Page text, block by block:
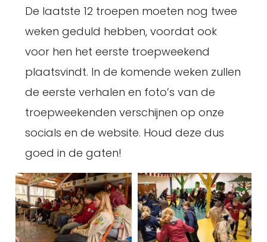
De laatste 12 troepen moeten nog twee
weken geduld hebben, voordat ook
voor hen het eerste troepweekend
plaatsvindt. In de komende weken zullen
de eerste verhalen en foto’s van de
troepweekenden verschijnen op onze
socials en de website. Houd deze dus
goed in de gaten!